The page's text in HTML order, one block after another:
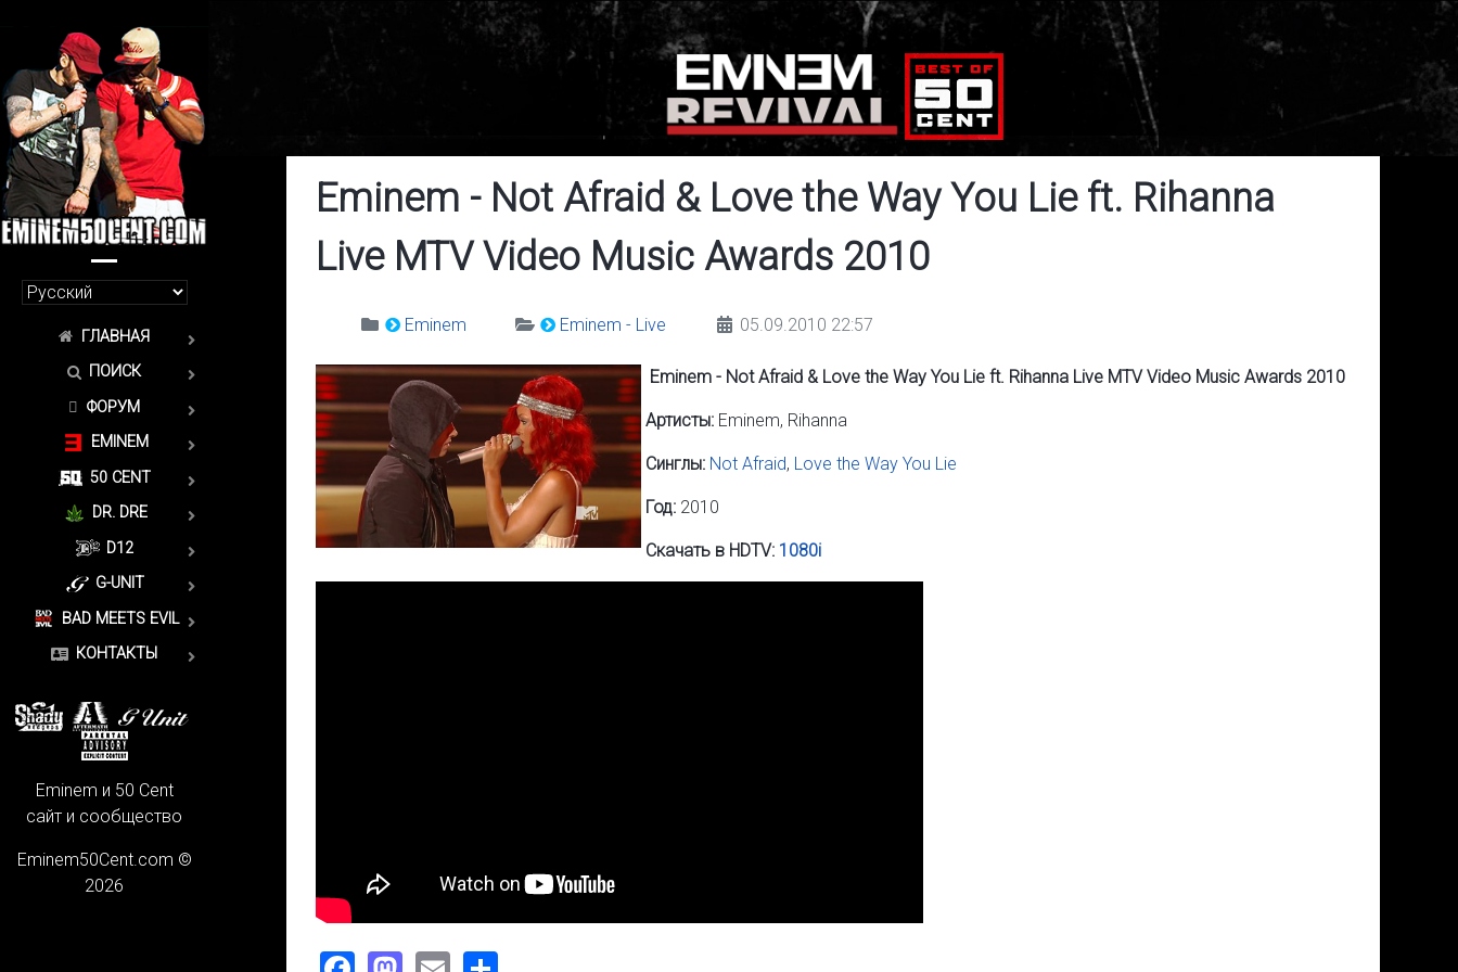
Eminem - Not Afraid & Love the Way You Lie ft. Rihanna
Live MTV Video Music Awards 2010
Eminem Eminem - Live 05.09.2010 22:57
Eminem - Not Afraid & Love the Way You Lie ft. Rihanna Live MTV Video Music Awards 2010
Артисты: Eminem, Rihanna
Синглы: Not Afraid, Love the Way You Lie
Год: 2010
Скачать в HDTV: 1080i
ГЛАВНАЯ
ПОИСК
ФОРУМ
EMINEM
50 CENT
DR. DRE
D12
G-UNIT
BAD MEETS EVIL
КОНТАКТЫ
Eminem и 50 Cent
сайт и сообщество
Eminem50Cent.com ©
2026